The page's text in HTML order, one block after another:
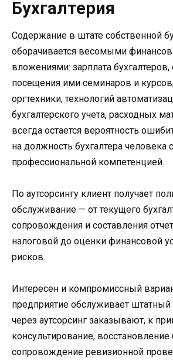
Бухгалтерия
Содержание в штате собственной
оборачивается весомыми
вложениями: зарплата бухгалтеров,
посещения ими семинаров и
оргтехники, технологий
бухгалтерского учета, расходных
всегда остается вероятность
на должность бухгалтера человека
профессиональной компетенцией.
По аутсорсингу клиент получает
обслуживание — от текущего
сопровождения и составления
налоговой до оценки финансовой
рисков.
Интересен и компромиссный
предприятие обслуживает штатный
через аутсорсинг заказывают, к
консультирование, восстановление
сопровождение ревизионной